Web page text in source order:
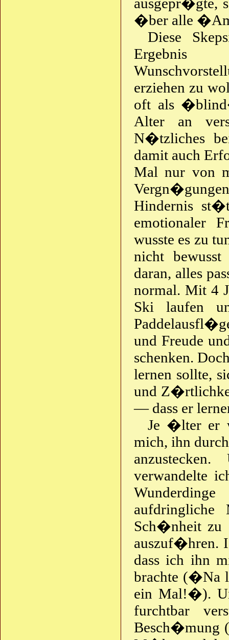
�ber alle
Diese
Ergebnis
erziehen zu
oft als
Alter an
N�tzliches
damit auch
Mal nur von
Hindernis
emotionaler
wusste es zu
nicht
daran, alles
normal. Mit 4
Ski laufen
und Freude
schenken.
lernen sollte,
und
— dass er
Je �lter er
mich, ihn
verwandelte
aufdringliche
Sch�nheit zu
auszuf�hren.
dass ich ihn
brachte (�Na
ein Mal!�).
furchtbar
Besch�mung